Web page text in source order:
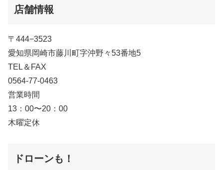
店舗情報
〒444−3523
愛知県岡崎市藤川町字沖野々53番地5
TEL＆FAX
0564-77-0463
営業時間
13：00〜20：00
木曜定休
ドローンも！